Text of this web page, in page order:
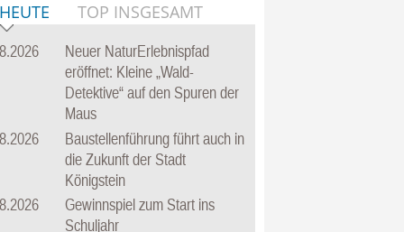
TOP INSGESAMT
Neuer NaturErlebnispfad
eröffnet: Kleine „Wald-
Detektive“ auf den Spuren der
Maus
Baustellenführung führt auch in
die Zukunft der Stadt
Königstein
Gewinnspiel zum Start ins
Schuljahr